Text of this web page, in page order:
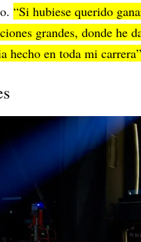
“Si hubiese querido
grandes, donde he
hecho en toda mi